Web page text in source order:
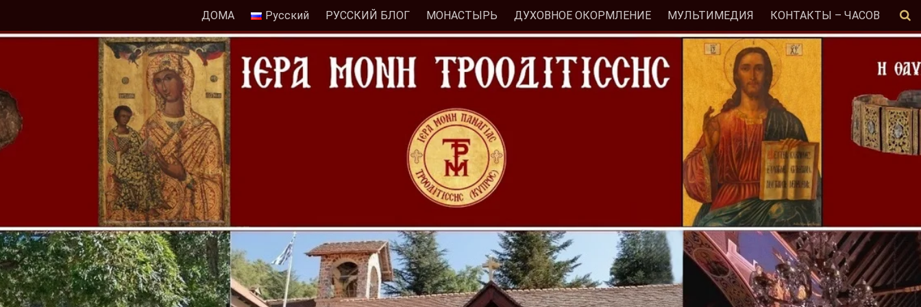
ДОМА Русский РУССКИЙ БЛОГ МОНАСТЫРЬ ДУХОВНОЕ ОКОРМЛЕНИЕ МУЛЬТИМЕДИЯ КОНТАКТЫ – ЧАСОВ